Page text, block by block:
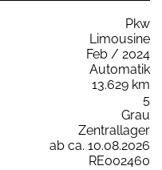
Pkw
Limousine
Feb / 2024
Automatik
13.629 km
5
Grau
Zentrallager
ab ca. 10.08.2026
RE002460